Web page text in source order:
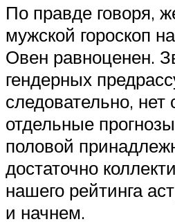
По правде говоря,
мужской гороскоп
Овен равноценен.
гендерных
следовательно,
отдельные
половой
достаточно
нашего рейтинга
и начнем.